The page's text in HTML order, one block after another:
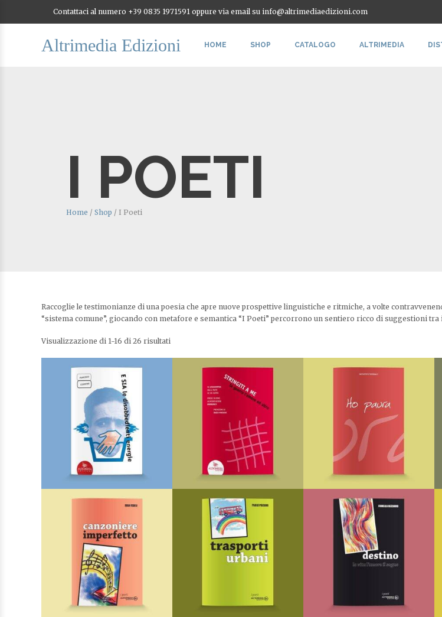
Contattaci al numero +39 0835 1971591 oppure via email su info@altrimediaedizioni.com
Altrimedia Edizioni HOME SHOP CATALOGO ALTRIMEDIA
I POETI
Home / Shop / I Poeti
Raccoglie le testimonianze di una poesia che apre nuove prospettive linguistiche e ritmiche, a volte
“sistema comune”, giocando con metafore e semantica “I Poeti” percorrono un sentiero ricco di suggestioni tra
Visualizzazione di 1-16 di 26 risultati
E sia le disobbedienti energie
Francesco Cosentino
€7,75
I Poeti
AGGIUNGI AL CARRELLO
AGGIUNGI ALLA
Stringiti a me
DiAA.VV.
€6,20
I Poeti
AGGIUNGI AL CARRELLO
AGGIUNGI ALLA
Ho paura
DiGiovanni Rosiello
€5,00
I Poeti
AGGIUNGI AL CARRELLO
AGGIUNGI ALLA